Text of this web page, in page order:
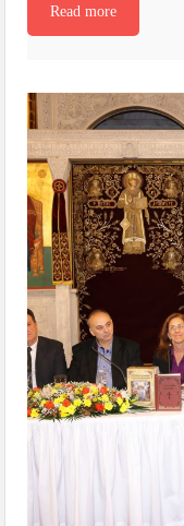
Read more